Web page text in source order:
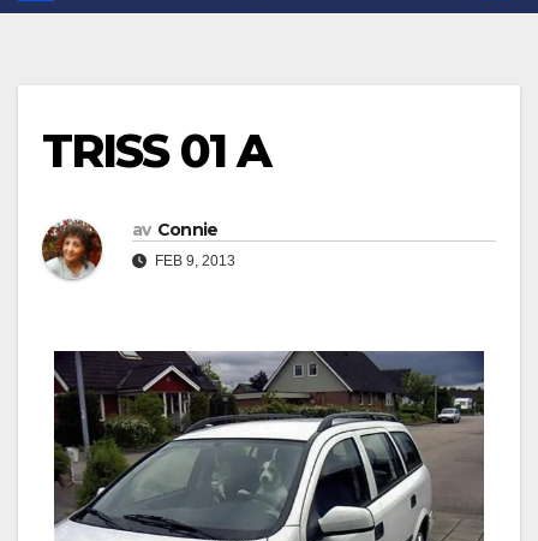
TRISS 01 A
av Connie
FEB 9, 2013